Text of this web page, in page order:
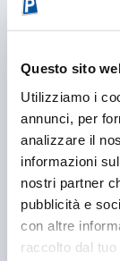
Questo sito
Utilizziamo i
annunci, per
analizzare il
informazioni
nostri partner
pubblicità e
con altre
raccolto dal
PALERMO.
20/12/2007